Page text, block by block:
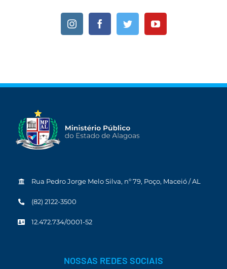
Rua Pedro Jorge Melo Silva, nº 79, Poço, Maceió / AL
(82) 2122-3500
12.472.734/0001-52
NOSSAS REDES SOCIAIS